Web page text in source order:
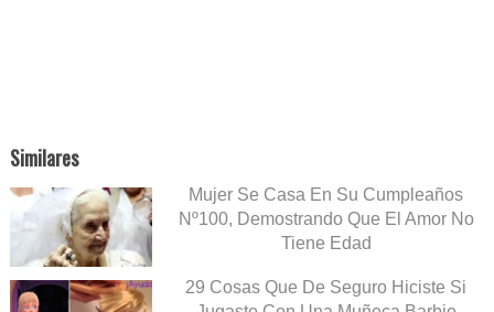
Similares
Mujer Se Casa En Su Cumpleaños
Nº100, Demostrando Que El Amor No
Tiene Edad
29 Cosas Que De Seguro Hiciste Si